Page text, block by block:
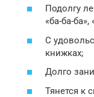
Подолгу
«ба-ба-
С
книжках;
Долго
Тянется к